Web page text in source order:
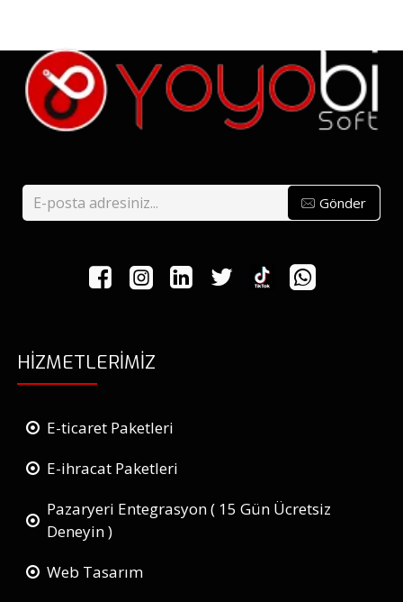
Gönder
HIZMETLERIMIZ
E-ticaret Paketleri
E-ihracat Paketleri
Pazaryeri Entegrasyon ( 15 Gün Ücretsiz
Deneyin )
Web Tasarım